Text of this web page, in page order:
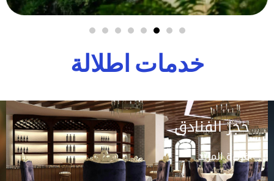
خدمات اطلالة
حجز الفنادق
قراءة المزيد